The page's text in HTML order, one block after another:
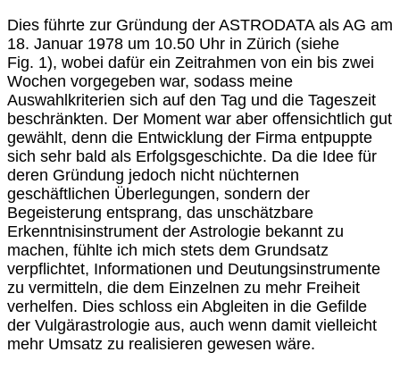
Dies führte zur Gründung der ASTRODATA als AG am
18. Januar 1978 um 10.50 Uhr in Zürich (siehe
Fig. 1), wobei dafür ein Zeitrahmen von ein bis zwei
Wochen vorgegeben war, sodass meine
Auswahlkriterien sich auf den Tag und die Tageszeit
beschränkten. Der Moment war aber offensichtlich gut
gewählt, denn die Entwicklung der Firma entpuppte
sich sehr bald als Erfolgsgeschichte. Da die Idee für
deren Gründung jedoch nicht nüchternen
geschäftlichen Überlegungen, sondern der
Begeisterung entsprang, das unschätzbare
Erkenntnisinstrument der Astrologie bekannt zu
machen, fühlte ich mich stets dem Grundsatz
verpflichtet, Informationen und Deutungsinstrumente
zu vermitteln, die dem Einzelnen zu mehr Freiheit
verhelfen. Dies schloss ein Abgleiten in die Gefilde
der Vulgärastrologie aus, auch wenn damit vielleicht
mehr Umsatz zu realisieren gewesen wäre.